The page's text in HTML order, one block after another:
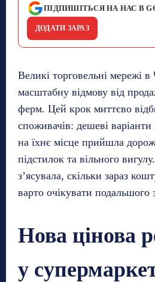
ПІДПИШІТЬСЯ НА НАС В
ДОДАТИ ЗАРАЗ
Великі торговельні мережі в
масштабну відмову від
ферм. Цей крок миттєво
споживачів: дешеві
на їхнє місце прийшла
підстилок та вільного вигулу.
з’ясувала, скільки зараз
варто очікувати подальшого
Нова цінова
у